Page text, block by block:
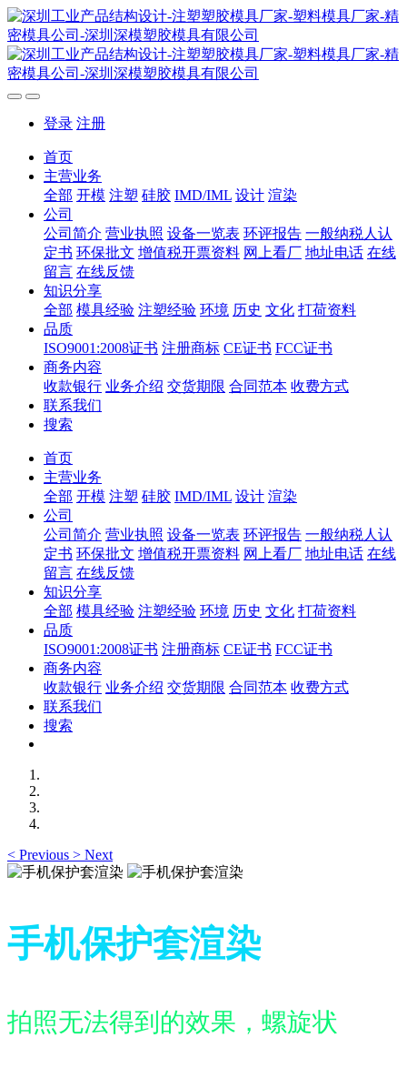
登录 注册
首页
主营业务
全部 开模 注塑 硅胶 IMD/IML 设计 渲染
公司
公司简介 营业执照 设备一览表 环评报告 一般纳税人认
定书 环保批文 增值税开票资料 网上看厂 地址电话 在线
留言 在线反馈
知识分享
全部 模具经验 注塑经验 环境 历史 文化 打荷资料
品质
ISO9001:2008证书 注册商标 CE证书 FCC证书
商务内容
收款银行 业务介绍 交货期限 合同范本 收费方式
联系我们
搜索
首页
主营业务
全部 开模 注塑 硅胶 IMD/IML 设计 渲染
公司
公司简介 营业执照 设备一览表 环评报告 一般纳税人认
定书 环保批文 增值税开票资料 网上看厂 地址电话 在线
留言 在线反馈
知识分享
全部 模具经验 注塑经验 环境 历史 文化 打荷资料
品质
ISO9001:2008证书 注册商标 CE证书 FCC证书
商务内容
收款银行 业务介绍 交货期限 合同范本 收费方式
联系我们
搜索
< Previous > Next
手机保护套渲染
拍照无法得到的效果，螺旋状